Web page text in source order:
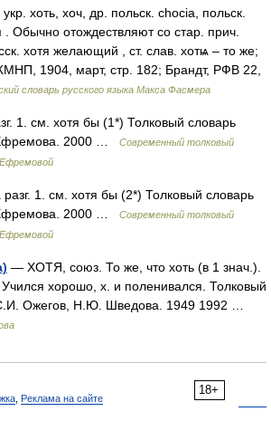
хоть, хоч, др. польск. сhосiа, польск.
. Обычно отождествляют со стар. прич.
хотя желающий , ст. слав. хотѩ – то же;
1904, март, стр. 182; Брандт, РФВ 22,
словарь русского языка Макса Фасмера
1. см. хотя бы (1*) Толковый словарь
2000 …
Современный толковый
Ефремовой
1. см. хотя бы (2*) Толковый словарь
2000 …
Современный толковый
Ефремовой
— ХОТЯ, союз. То же, что хоть (в 1 знач.).
Учился хорошо, х. и поленивался. Толковый
Ожегов, Н.Ю. Шведова. 1949 1992 …
18+
Реклама на сайте